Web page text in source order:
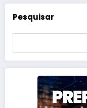
Pesquisar